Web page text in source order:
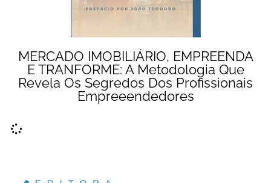
MERCADO IMOBILIÁRIO, EMPREENDA
E TRANFORME: A Metodologia Que
Revela Os Segredos Dos Profissionais
Empreeendedores